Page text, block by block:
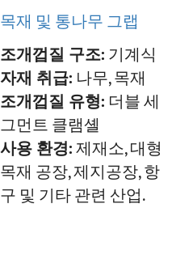
목재 및 통나무 그랩
조개껍질 구조:기계식
자재 취급: 나무, 목재
조개껍질 유형: 더블 세
그먼트 클램셸
사용 환경:제재소, 대형
목재 공장, 제지공장, 항
구 및 기타 관련 산업.